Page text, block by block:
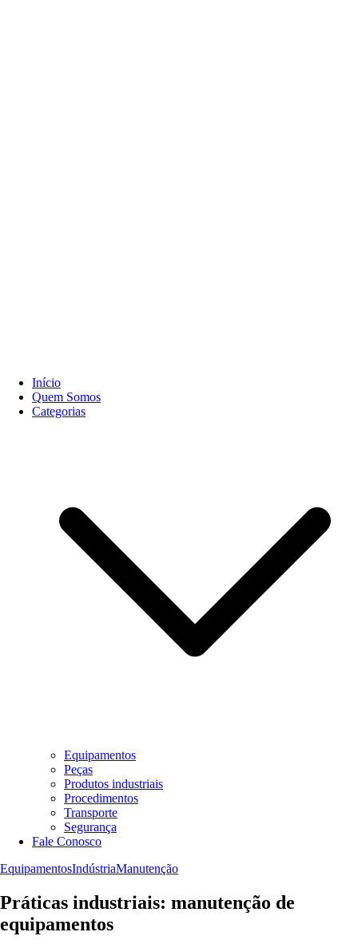
Início
Quem Somos
Categorias
Equipamentos
Peças
Produtos industriais
Procedimentos
Transporte
Segurança
Fale Conosco
EquipamentosIndústriaManutenção
Práticas industriais: manutenção de
equipamentos